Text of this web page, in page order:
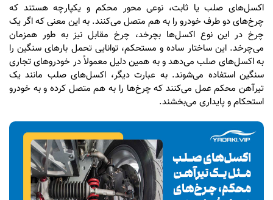
اکسل‌های صلب یا ثابت، نوعی محور محکم و یکپارچه هستند که
چرخ‌های دو طرف خودرو را به هم متصل می‌کنند. به این معنی که اگر یک
چرخ در این نوع اکسل‌ها بچرخد، چرخ مقابل نیز به طور همزمان
می‌چرخد. این ساختار ساده و مستحکم، توانایی تحمل بارهای سنگین را
به اکسل‌های صلب می‌دهد و به همین دلیل معمولاً در خودروهای تجاری
سنگین استفاده می‌شوند. به عبارت دیگر، اکسل‌های صلب مانند یک
تیرآهن محکم عمل می‌کنند که چرخ‌ها را به هم متصل کرده و به خودرو
استحکام و پایداری می‌بخشند.